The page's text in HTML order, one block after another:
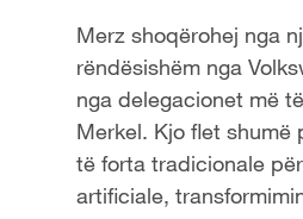
Merz shoqërohej nga
rëndësishëm nga
nga delegacionet më
Merkel. Kjo flet shumë
të forta tradicionale
artificiale,